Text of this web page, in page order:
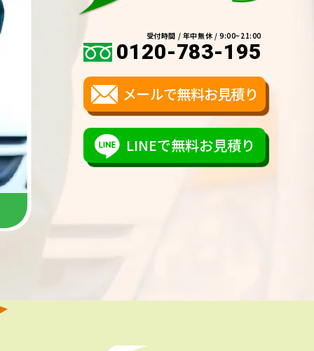
受付時間 / 年中無休 / 9:00~21:00
0120-783-195
メールで無料お見積り
LINEで無料お見積り